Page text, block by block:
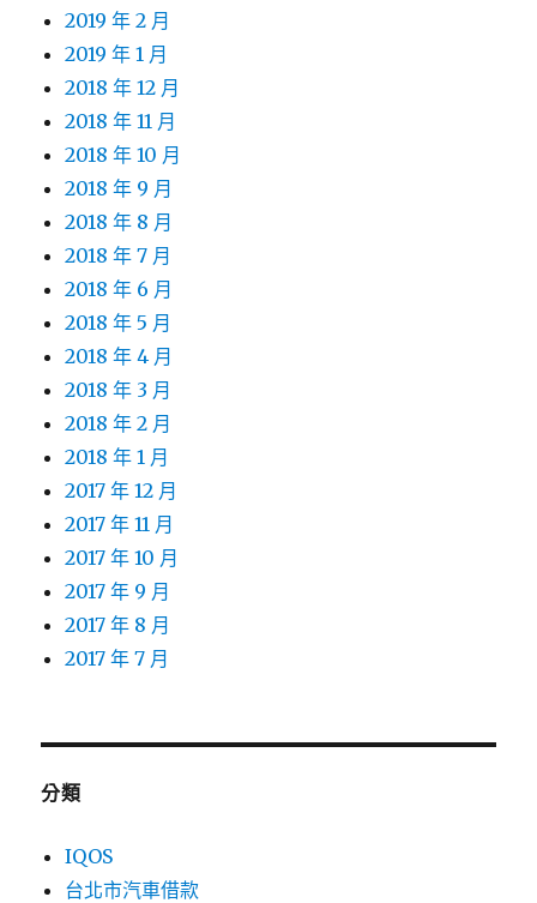
2019 年 2 月
2019 年 1 月
2018 年 12 月
2018 年 11 月
2018 年 10 月
2018 年 9 月
2018 年 8 月
2018 年 7 月
2018 年 6 月
2018 年 5 月
2018 年 4 月
2018 年 3 月
2018 年 2 月
2018 年 1 月
2017 年 12 月
2017 年 11 月
2017 年 10 月
2017 年 9 月
2017 年 8 月
2017 年 7 月
分類
IQOS
台北市汽車借款